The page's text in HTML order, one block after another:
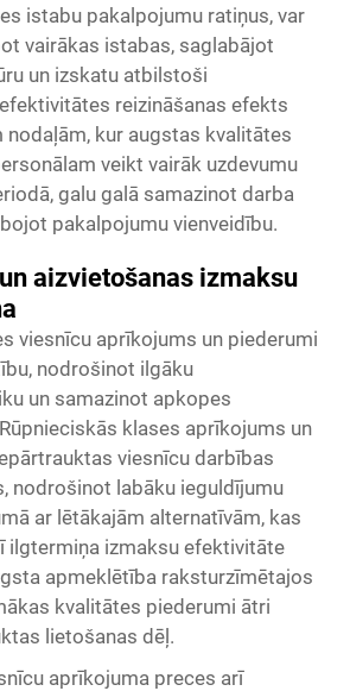
istabu pakalpojumu ratiņus, var
vairākas istabas, saglabājot
un izskatu atbilstoši
reizināšanas efekts
nodaļām, kur augstas kvalitātes
veikt vairāk uzdevumu
galu galā samazinot darba
pakalpojumu vienveidību.
aizvietošanas izmaksu
viesnīcu aprīkojums un piederumi
nodrošinot ilgāku
un samazinot apkopes
klases aprīkojums un
viesnīcu darbības
nodrošinot labāku ieguldījumu
ar lētākajām alternatīvām, kas
ilgtermiņa izmaksu efektivitāte
apmeklētība raksturzīmētajos
kvalitātes piederumi ātri
lietošanas dēļ.
aprīkojuma preces arī